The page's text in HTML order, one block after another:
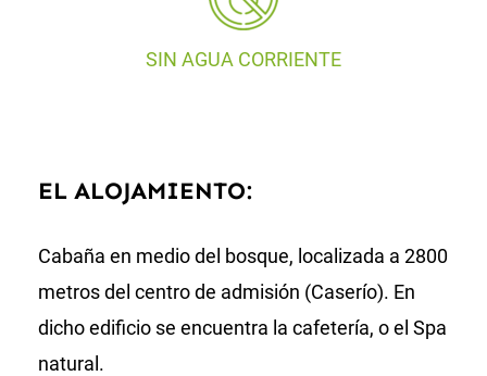
SIN AGUA CORRIENTE
EL ALOJAMIENTO:
Cabaña en medio del bosque, localizada a 2800
metros del centro de admisión (Caserío). En
dicho edificio se encuentra la cafetería, o el Spa
natural.